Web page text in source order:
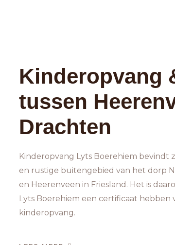
Kinderopvang
tussen
Drachten
Kinderopvang Lyts Boerehiem bevindt
en rustige buitengebied van het dorp
en Heerenveen in Friesland. Het is
Lyts Boerehiem een certificaat hebben
kinderopvang.